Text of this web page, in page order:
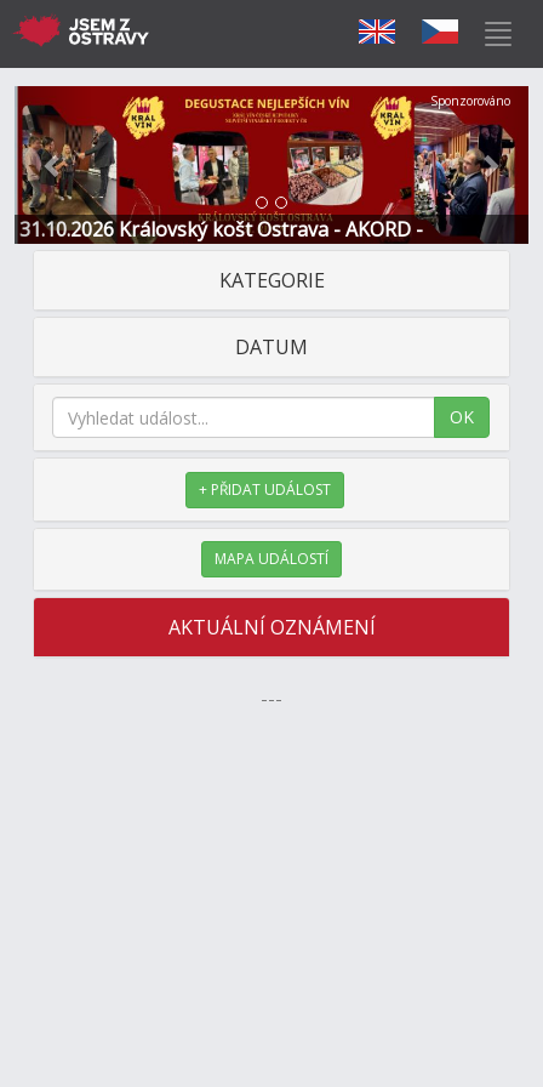
31.10.2026 Královský košt Ostrava - AKORD -
Restaurace a Hotel
Předchozí Další
Sponzorováno
KATEGORIE
DATUM
OK
+ PŘIDAT UDÁLOST
MAPA UDÁLOSTÍ
AKTUÁLNÍ OZNÁMENÍ
---